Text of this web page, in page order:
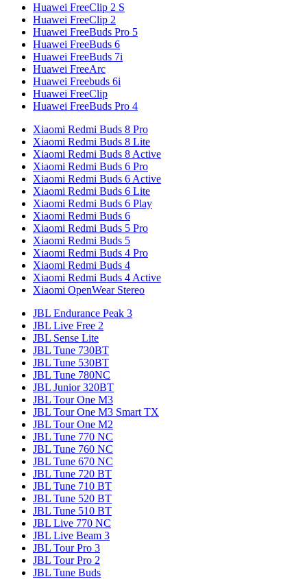
Huawei FreeClip 2 S
Huawei FreeClip 2
Huawei FreeBuds Pro 5
Huawei FreeBuds 6
Huawei FreeBuds 7i
Huawei FreeArc
Huawei Freebuds 6i
Huawei FreeClip
Huawei FreeBuds Pro 4
Xiaomi Redmi Buds 8 Pro
Xiaomi Redmi Buds 8 Lite
Xiaomi Redmi Buds 8 Active
Xiaomi Redmi Buds 6 Pro
Xiaomi Redmi Buds 6 Active
Xiaomi Redmi Buds 6 Lite
Xiaomi Redmi Buds 6 Play
Xiaomi Redmi Buds 6
Xiaomi Redmi Buds 5 Pro
Xiaomi Redmi Buds 5
Xiaomi Redmi Buds 4 Pro
Xiaomi Redmi Buds 4
Xiaomi Redmi Buds 4 Active
Xiaomi OpenWear Stereo
JBL Endurance Peak 3
JBL Live Free 2
JBL Sense Lite
JBL Tune 730BT
JBL Tune 530BT
JBL Tune 780NC
JBL Junior 320BT
JBL Tour One M3
JBL Tour One M3 Smart TX
JBL Tour One M2
JBL Tune 770 NC
JBL Tune 760 NC
JBL Tune 670 NC
JBL Tune 720 BT
JBL Tune 710 BT
JBL Tune 520 BT
JBL Tune 510 BT
JBL Live 770 NC
JBL Live Beam 3
JBL Tour Pro 3
JBL Tour Pro 2
JBL Tune Buds